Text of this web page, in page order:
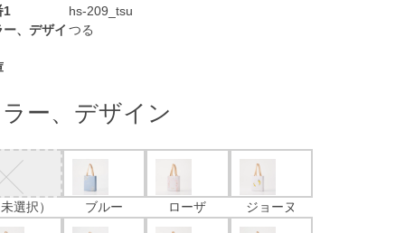
1
hs-209_tsu
ー、デザイ つる
ー、デザイン
選択） ブルー ローザ ジョーヌ